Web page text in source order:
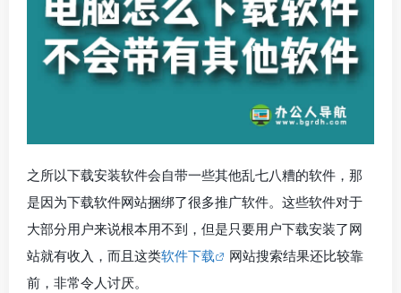
之所以下载安装软件会自带一些其他乱七八糟的软件，那
是因为下载软件网站捆绑了很多推广软件。这些软件对于
大部分用户来说根本用不到，但是只要用户下载安装了网
站就有收入，而且这类软件下载
网站搜索结果还比较靠
前，非常令人讨厌。